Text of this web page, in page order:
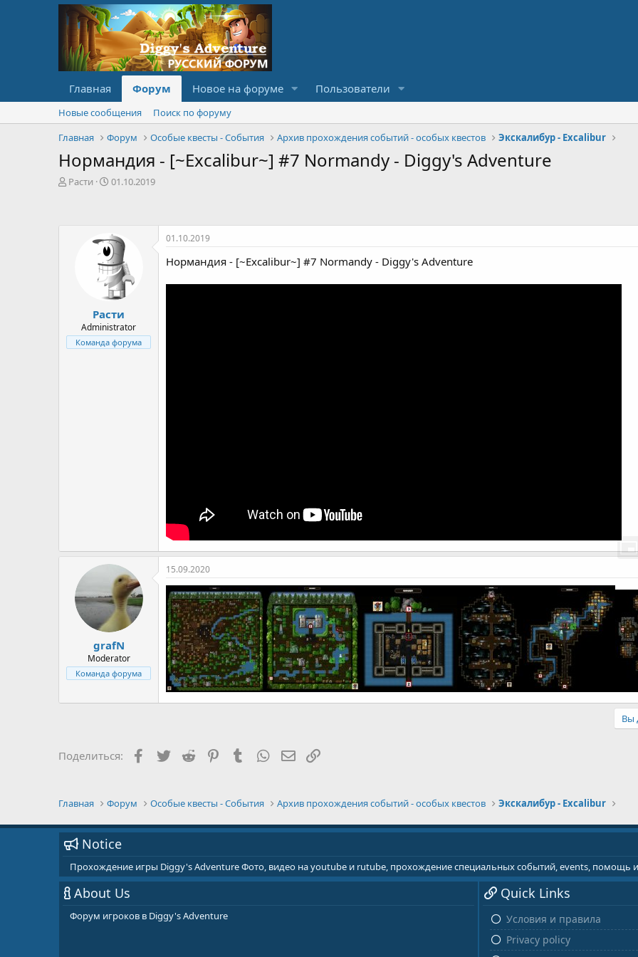
Главная Форум Новое на форуме Пользователи
Новые сообщения
Поиск по форуму
Главная
Форум Особые квесты - События Архив прохождения событий - особых квестов Экскалибур - Excalibur
Нормандия - [~Excalibur~] #7 Normandy - Diggy's Adventure
А
Расти
Д
с
о
з
д
а
н
я
01.10.2019
Расти
Administrator
Команда форума
01.10.2019
Нормандия - [~Excalibur~] #7 Normandy - Diggy's Adventure
grafN
Moderator
Команда форума
15.09.2020
Вы
Поделиться: Facebook
Twitter Reddit PinterestTumblrWhatsApp
E-mail
Главная Форум Особые квесты - События Архив прохождения событий - особых квестов Экскалибур - Excalibur
Notice
Прохождение игры Diggy's Adventure Фото, видео на youtube и rutube, прохождение специальных событий, events, помощь
About Us
Форум игроков в Diggy's Adventure
Quick Links
Условия и правила
Privacy policy